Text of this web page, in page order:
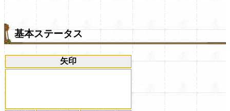
基本ステータス
矢印